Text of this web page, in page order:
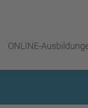
ONLINE-